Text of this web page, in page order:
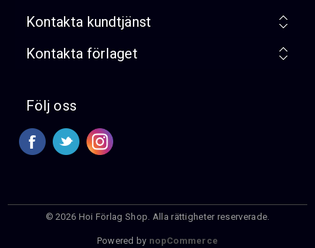
Kontakta kundtjänst
Kontakta förlaget
Följ oss
© 2026 Hoi Förlag Shop. Alla rättigheter reserverade.
Powered by nopCommerce